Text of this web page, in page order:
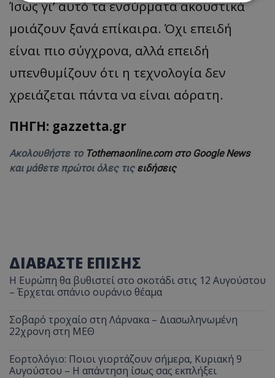
Ίσως γι’ αυτό τα ενσύρματα ακουστικά
μοιάζουν ξανά επίκαιρα. Όχι επειδή
είναι πιο σύγχρονα, αλλά επειδή
υπενθυμίζουν ότι η τεχνολογία δεν
χρειάζεται πάντα να είναι αόρατη.
ΠΗΓΗ: gazzetta.gr
Ακολουθήστε το Tothemaonline.com στο Google News
και μάθετε πρώτοι όλες τις ειδήσεις
ΔΙΑΒΑΣΤΕ ΕΠΙΣΗΣ
Η Ευρώπη θα βυθιστεί στο σκοτάδι στις 12 Αυγούστου
– Έρχεται σπάνιο ουράνιο θέαμα
Σοβαρό τροχαίο στη Λάρνακα – Διασωληνωμένη
22χρονη στη ΜΕΘ
Εορτολόγιο: Ποιοι γιορτάζουν σήμερα, Κυριακή 9
Αυγούστου – Η απάντηση ίσως σας εκπλήξει
Απολύτως απαραίτητα
Απόδοσης
Στόχευσης
Λειτουργικότητας
βασικές λειτουργίες του ιστότοπου, όπως τη
σύνδεση χρήστη και τη διαχείριση λογαριασμού.
χωρίς τα απολύτως απαραίτητα cookies.
.lifenewscy.tothemaonline.com
ASP.NET_SessionId